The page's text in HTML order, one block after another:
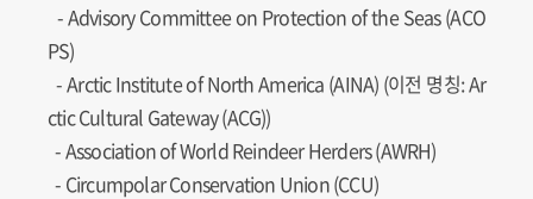
- Advisory Committee on Protection of the Seas (ACO
PS)
- Arctic Institute of North America (AINA) (이전 명칭: Ar
ctic Cultural Gateway (ACG))
- Association of World Reindeer Herders (AWRH)
- Circumpolar Conservation Union (CCU)